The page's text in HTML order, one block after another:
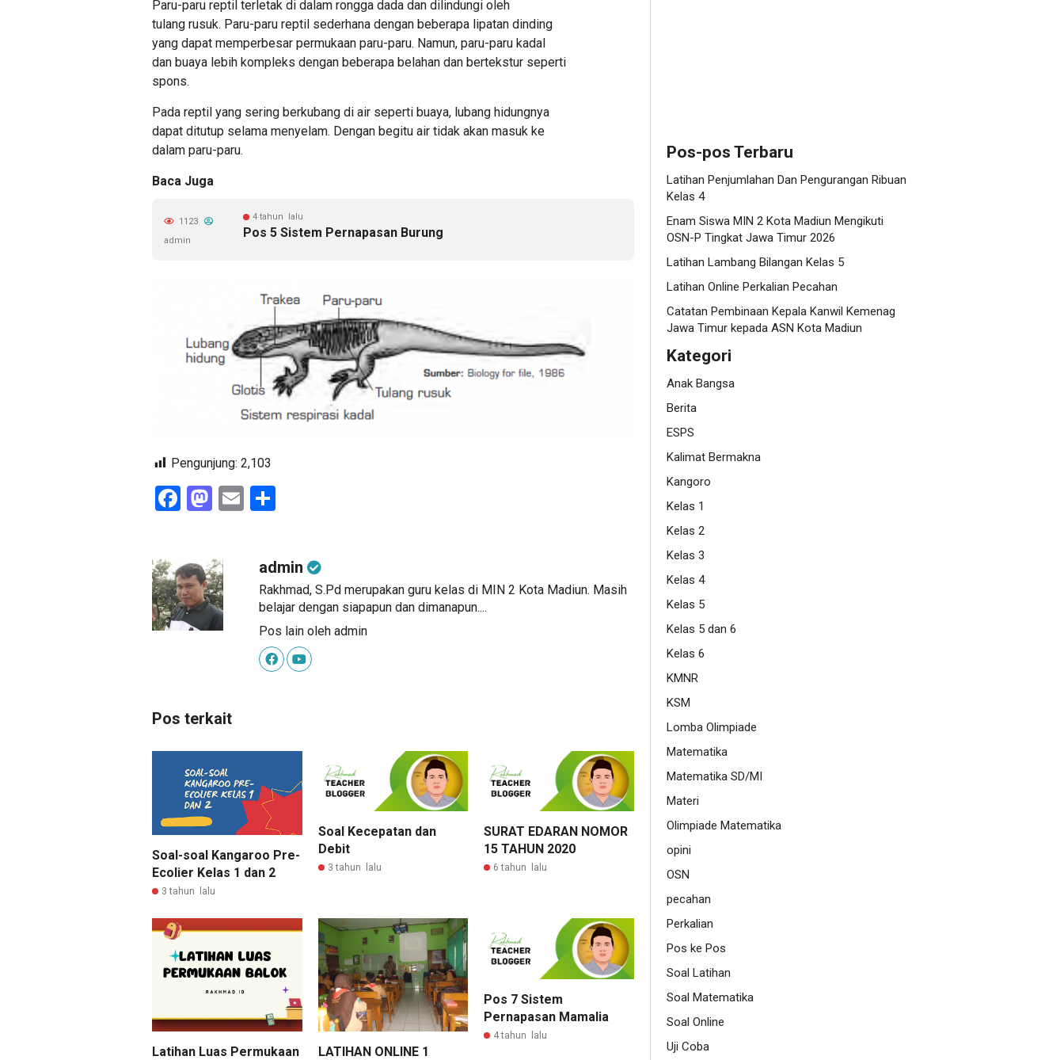
Paru-paru reptil terletak di dalam rongga dada dan dilindungi oleh
tulang rusuk. Paru-paru reptil sederhana dengan beberapa lipatan dinding
yang dapat memperbesar permukaan paru-paru. Namun, paru-paru kadal
dan buaya lebih kompleks dengan beberapa belahan dan bertekstur seperti
spons.
Pada reptil yang sering berkubang di air seperti buaya, lubang hidungnya
dapat ditutup selama menyelam. Dengan begitu air tidak akan masuk ke
dalam paru-paru.
Baca Juga
4 tahun lalu
Pos 5 Sistem Pernapasan Burung
1123
admin
Pengunjung: 2,103
Facebook
Mastodon
Email
admin
Rakhmad, S.Pd merupakan guru kelas di MIN 2 Kota Madiun. Masih
belajar dengan siapapun dan dimanapun....
Pos lain oleh admin
Pos terkait
Soal-soal Kangaroo Pre-
Ecolier Kelas 1 dan 2
3 tahun lalu
Soal Kecepatan dan
Debit
3 tahun lalu
SURAT EDARAN NOMOR
15 TAHUN 2020
6 tahun lalu
Latihan Luas Permukaan
LATIHAN ONLINE 1
Pos 7 Sistem
Pernapasan Mamalia
4 tahun lalu
Pos-pos Terbaru
Latihan Penjumlahan Dan Pengurangan Ribuan
Kelas 4
Enam Siswa MIN 2 Kota Madiun Mengikuti
OSN-P Tingkat Jawa Timur 2026
Latihan Lambang Bilangan Kelas 5
Latihan Online Perkalian Pecahan
Catatan Pembinaan Kepala Kanwil Kemenag
Jawa Timur kepada ASN Kota Madiun
Kategori
Anak Bangsa
Berita
ESPS
Kalimat Bermakna
Kangoro
Kelas 1
Kelas 2
Kelas 3
Kelas 4
Kelas 5
Kelas 5 dan 6
Kelas 6
KMNR
KSM
Lomba Olimpiade
Matematika
Matematika SD/MI
Materi
Olimpiade Matematika
opini
OSN
pecahan
Perkalian
Pos ke Pos
Soal Latihan
Soal Matematika
Soal Online
Uji Coba